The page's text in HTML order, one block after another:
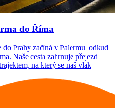
do Říma
Prahy začíná v Palermu, odkud
Naše cesta zahrnuje přejezd
na který se náš vlak